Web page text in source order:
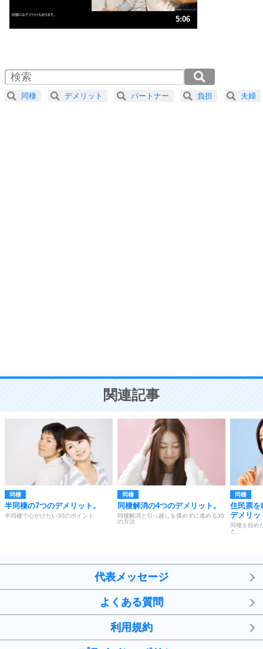
ストレス対策
人生、なんとかなるもの。
気楽に生きる30の方法
4 器の大きい人は、怒りを優しさで表現する。
ことが大切。
5:06
2.0倍速 （600KB 2分33秒）
2.5倍速 （480KB 2分2秒）
3.0倍速 （400KB 1分42秒）
同棲 デメリット パートナー 負担 夫婦
関連記事
同棲
半同棲の7つのデメリット。
半同棲で心がけたい30のポイント
同棲
同棲解消の4つのデメリット。
同棲解消と引っ越しを揉めずに進める30
の方法
同棲
住民票を
デメリッ
同棲を始め
と
代表メッセージ
よくある質問
利用規約